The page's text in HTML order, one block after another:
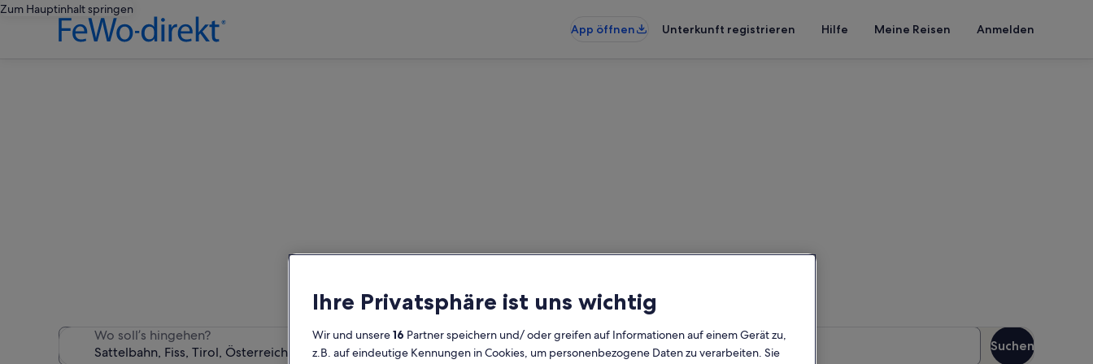
Zum Hauptinhalt springen
App öffnen
Unterkunft registrieren Hilfe Meine Reisen Anmelden
Wir haben 1.548 Ferienunterkünfte gefunden. Bitte gib deinen Reisezeitraum an, um die
Verfügbarkeit zu prüfen.
Wo soll’s hingehen? Daten
Gäste
2 Gäste
Suchen
Ihre Privatsphäre ist uns wichtig
Wir und unsere16 Partner speichern und/ oder greifen auf Informationen auf einem Gerät zu,
z.B. auf eindeutige Kennungen in Cookies, um personenbezogene Daten zu verarbeiten. Sie